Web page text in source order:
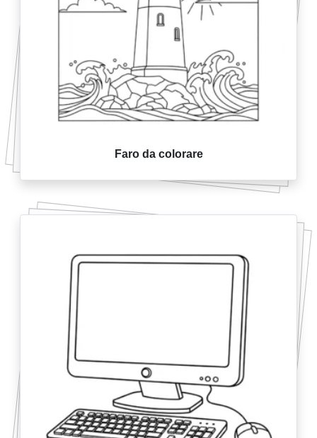
Faro da colorare